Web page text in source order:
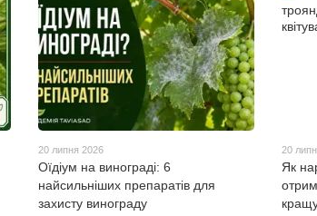
20 липня 2026
Оїдіум на винограді: 6
найсильніших препаратів для
захисту винограду
20
Як